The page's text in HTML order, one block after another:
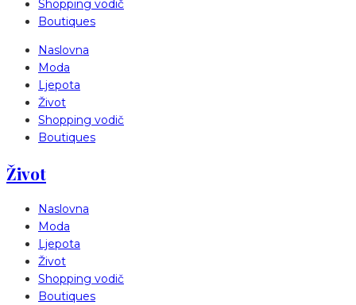
Shopping vodič
Boutiques
Naslovna
Moda
Ljepota
Život
Shopping vodič
Boutiques
Život
Naslovna
Moda
Ljepota
Život
Shopping vodič
Boutiques